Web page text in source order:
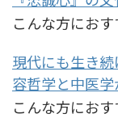
こんな方にお
現代にも生き
容哲学と中医
こんな方にお